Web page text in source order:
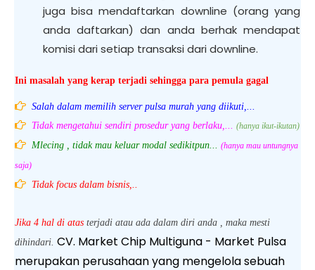
juga bisa mendaftarkan downline (orang yang
anda daftarkan) dan anda berhak mendapat
komisi dari setiap transaksi dari downline.
Ini masalah yang kerap terjadi sehingga para pemula gagal
Salah dalam memilih server pulsa murah yang diikuti,...
Tidak mengetahui sendiri prosedur yang berlaku,... (hanya ikut-ikutan)
Mlecing , tidak mau keluar modal sedikitpun... (hanya mau untungnya
saja)
Tidak focus dalam bisnis,..
Jika 4 hal di atas terjadi atau ada dalam diri anda , maka mesti
dihindari. CV. Market Chip Multiguna - Market Pulsa
merupakan perusahaan yang mengelola sebuah